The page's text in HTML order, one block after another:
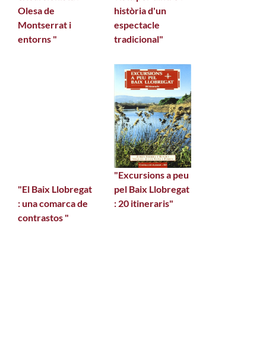
Olesa de
Montserrat i
entorns "
història d'un
espectacle
tradicional"
"El Baix Llobregat
: una comarca de
contrastos "
"Excursions a peu
pel Baix Llobregat
: 20 itineraris"